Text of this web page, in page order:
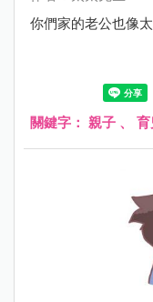
你們家的老公也像
關鍵字： 親子 、 育